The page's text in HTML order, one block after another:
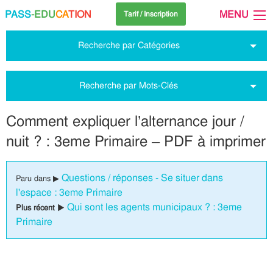
PASS-EDUCATION Tarif / Inscription MENU
Recherche par Catégories
Recherche par Mots-Clés
Comment expliquer l’alternance jour /
nuit ? : 3eme Primaire – PDF à imprimer
Paru dans ▶ Questions / réponses - Se situer dans
l'espace : 3eme Primaire
Plus récent ▶ Qui sont les agents municipaux ? : 3eme
Primaire